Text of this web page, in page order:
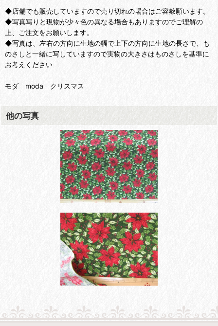
◆店舗でも販売していますので売り切れの場合はご容赦願います。
◆写真写りと現物が少々色の異なる場合もありますのでご理解の
上、ご注文をお願いします。
◆写真は、左右の方向に生地の幅で上下の方向に生地の長さで、も
のさしと一緒に写していますので実物の大きさはものさしを基準に
お考えください
モダ moda クリスマス
他の写真